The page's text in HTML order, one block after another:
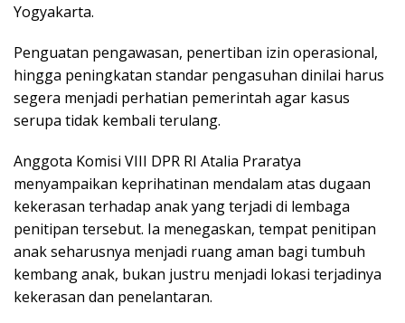
Yogyakarta.
Penguatan pengawasan, penertiban izin operasional,
hingga peningkatan standar pengasuhan dinilai harus
segera menjadi perhatian pemerintah agar kasus
serupa tidak kembali terulang.
Anggota Komisi VIII DPR RI Atalia Praratya
menyampaikan keprihatinan mendalam atas dugaan
kekerasan terhadap anak yang terjadi di lembaga
penitipan tersebut. Ia menegaskan, tempat penitipan
anak seharusnya menjadi ruang aman bagi tumbuh
kembang anak, bukan justru menjadi lokasi terjadinya
kekerasan dan penelantaran.